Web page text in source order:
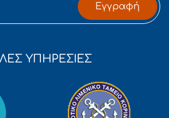
Εγγραφή
ΥΠΗΡΕΣΙΕΣ